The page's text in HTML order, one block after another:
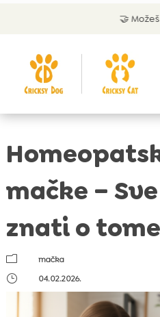
🤝 Možeš platiti
mačke –
znati o
m
mačka
}
04.02.2026.